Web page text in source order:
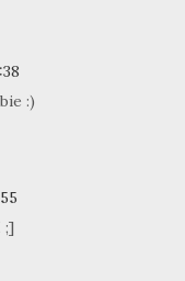
:)
;]